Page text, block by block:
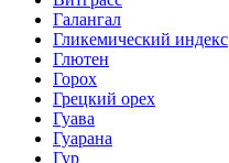
Галангал
Гликемический индекс
Глютен
Горох
Грецкий орех
Гуава
Гуарана
Гур